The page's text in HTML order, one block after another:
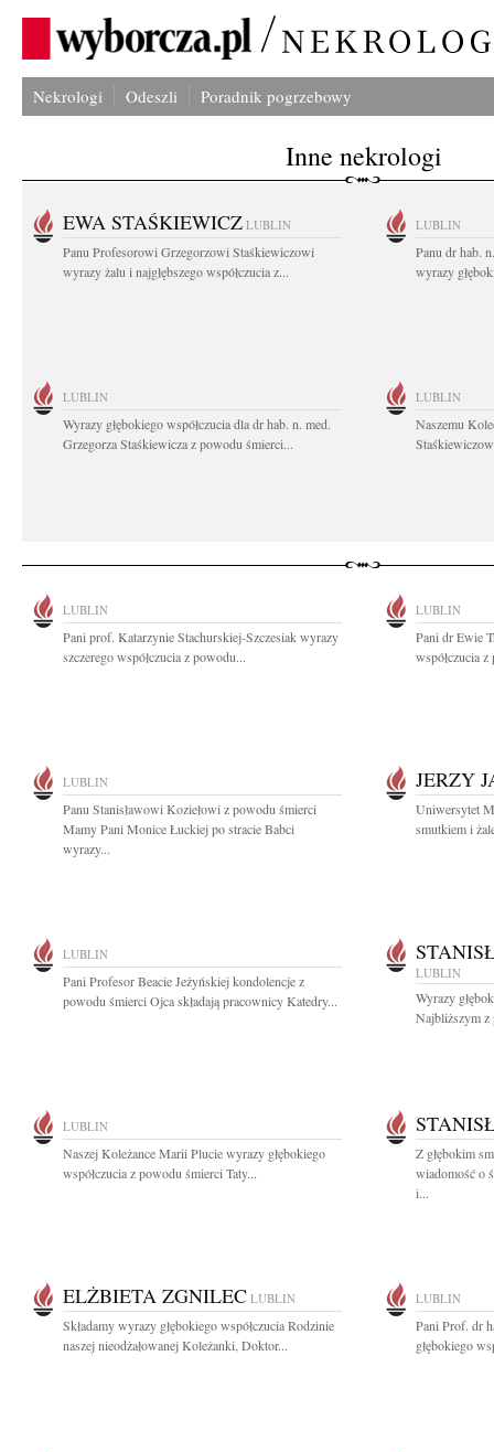
Nekrologi Odeszli Poradnik pogrzebowy
Inne nekrologi
EWA STAŚKIEWICZ LUBLIN
Panu Profesorowi Grzegorzowi Staśkiewiczowi
wyrazy żalu i najgłębszego współczucia z...
LUBLIN
Panu dr hab.
wyrazy
LUBLIN
Wyrazy głębokiego współczucia dla dr hab. n. med.
Grzegorza Staśkiewicza z powodu śmierci...
LUBLIN
Naszemu
LUBLIN
Pani prof. Katarzynie Stachurskiej-Szczesiak wyrazy
szczerego współczucia z powodu...
LUBLIN
Pani dr Ewie
współczucia
LUBLIN
Panu Stanisławowi Koziełowi z powodu śmierci
Mamy Pani Monice Łuckiej po stracie Babci
wyrazy...
JERZY
Uniwersytet
smutkiem i
LUBLIN
Pani Profesor Beacie Jeżyńskiej kondolencje z
powodu śmierci Ojca składają pracownicy Katedry...
LUBLIN
Wyrazy
Najbliższym z
LUBLIN
Naszej Koleżance Marii Plucie wyrazy głębokiego
współczucia z powodu śmierci Taty...
Z głębokim
wiadomość o
i...
ELŻBIETA ZGNILEC LUBLIN
Składamy wyrazy głębokiego współczucia Rodzinie
naszej nieodżałowanej Koleżanki, Doktor...
LUBLIN
Pani Prof. dr
głębokiego